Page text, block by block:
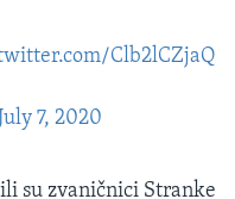
Clb2lCZjaQ
July 7, 2020
su zvaničnici Stranke